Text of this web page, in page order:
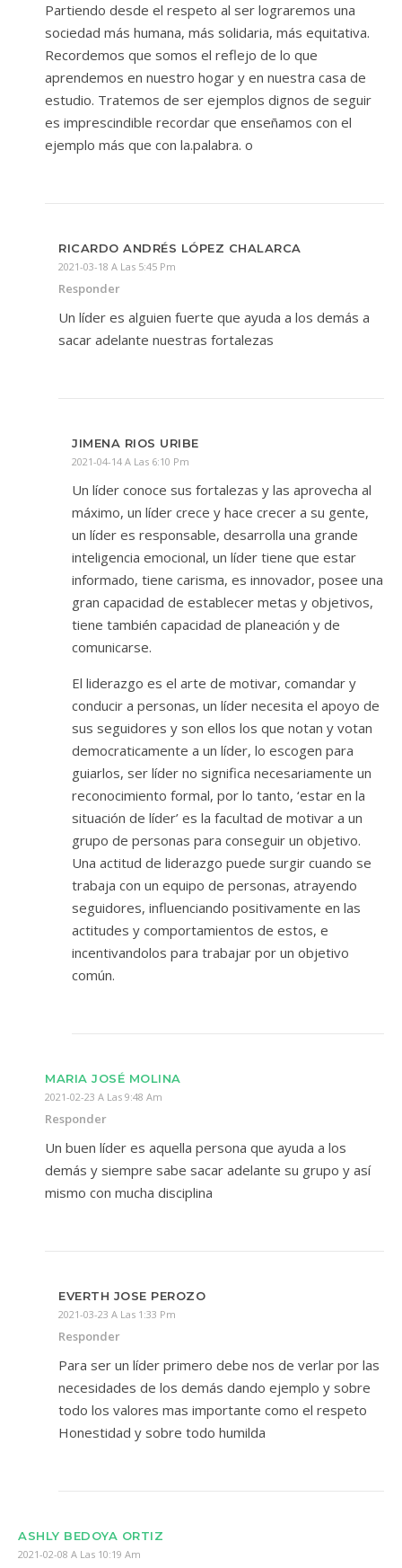
Partiendo desde el respeto al ser lograremos una
sociedad más humana, más solidaria, más equitativa.
Recordemos que somos el reflejo de lo que
aprendemos en nuestro hogar y en nuestra casa de
estudio. Tratemos de ser ejemplos dignos de seguir
es imprescindible recordar que enseñamos con el
ejemplo más que con la.palabra. o
RICARDO ANDRÉS LÓPEZ CHALARCA
2021-03-18 A Las 5:45 Pm
Responder
Un líder es alguien fuerte que ayuda a los demás a
sacar adelante nuestras fortalezas
JIMENA RIOS URIBE
2021-04-14 A Las 6:10 Pm
Un líder conoce sus fortalezas y las aprovecha al
máximo, un líder crece y hace crecer a su gente,
un líder es responsable, desarrolla una grande
inteligencia emocional, un líder tiene que estar
informado, tiene carisma, es innovador, posee una
gran capacidad de establecer metas y objetivos,
tiene también capacidad de planeación y de
comunicarse.
El liderazgo es el arte de motivar, comandar y
conducir a personas, un líder necesita el apoyo de
sus seguidores y son ellos los que notan y votan
democraticamente a un líder, lo escogen para
guiarlos, ser líder no significa necesariamente un
reconocimiento formal, por lo tanto, ‘estar en la
situación de líder’ es la facultad de motivar a un
grupo de personas para conseguir un objetivo.
Una actitud de liderazgo puede surgir cuando se
trabaja con un equipo de personas, atrayendo
seguidores, influenciando positivamente en las
actitudes y comportamientos de estos, e
incentivandolos para trabajar por un objetivo
común.
MARIA JOSÉ MOLINA
2021-02-23 A Las 9:48 Am
Responder
Un buen líder es aquella persona que ayuda a los
demás y siempre sabe sacar adelante su grupo y así
mismo con mucha disciplina
EVERTH JOSE PEROZO
2021-03-23 A Las 1:33 Pm
Responder
Para ser un líder primero debe nos de verlar por las
necesidades de los demás dando ejemplo y sobre
todo los valores mas importante como el respeto
Honestidad y sobre todo humilda
ASHLY BEDOYA ORTIZ
2021-02-08 A Las 10:19 Am